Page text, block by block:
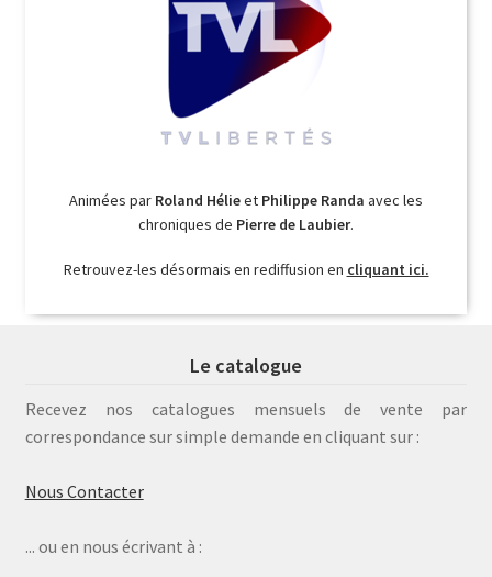
Animées par Roland Hélieet Philippe Randa avec les
chroniques de Pierre de Laubier.
Retrouvez-les désormais en rediffusion en cliquant ici.
Le catalogue
Recevez nos catalogues mensuels de vente par
correspondance sur simple demande en cliquant sur :
Nous Contacter
... ou en nous écrivant à :